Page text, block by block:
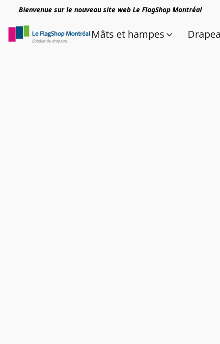
Bienvenue sur le nouveau site web Le FlagShop Montréal
Mâts et hampes